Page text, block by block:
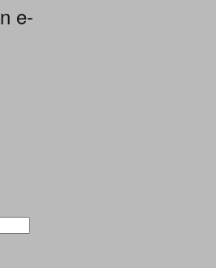
e-